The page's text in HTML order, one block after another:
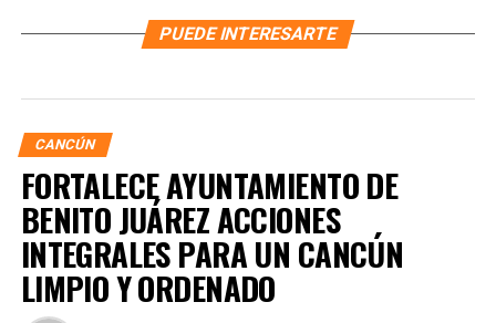
PUEDE INTERESARTE
CANCÚN
FORTALECE AYUNTAMIENTO DE
BENITO JUÁREZ ACCIONES
INTEGRALES PARA UN CANCÚN
LIMPIO Y ORDENADO